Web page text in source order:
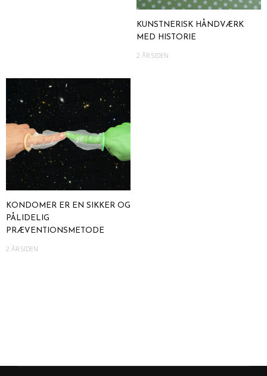
KUNSTNERISK HÅNDVÆRK
MED HISTORIE
2 ÅR SIDEN
KONDOMER ER EN SIKKER OG
PÅLIDELIG
PRÆVENTIONSMETODE
2 ÅR SIDEN